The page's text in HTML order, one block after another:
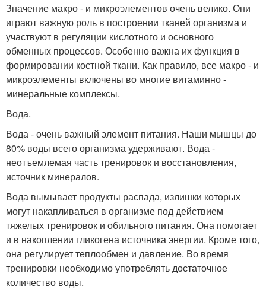
Значение макро - и микроэлементов очень велико. Они
играют важную роль в построении тканей организма и
участвуют в регуляции кислотного и основного
обменных процессов. Особенно важна их функция в
формировании костной ткани. Как правило, все макро - и
микроэлементы включены во многие витаминно -
минеральные комплексы.
Вода.
Вода - очень важный элемент питания. Наши мышцы до
80% воды всего организма удерживают. Вода -
неотъемлемая часть тренировок и восстановления,
источник минералов.
Вода вымывает продукты распада, излишки которых
могут накапливаться в организме под действием
тяжелых тренировок и обильного питания. Она помогает
и в накоплении гликогена источника энергии. Кроме того,
она регулирует теплообмен и давление. Во время
тренировки необходимо употреблять достаточное
количество воды.